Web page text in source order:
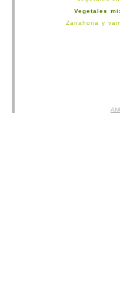
Vegetales
Zanahoria y